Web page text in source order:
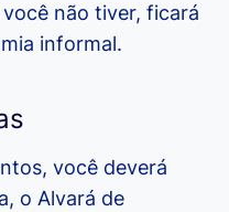
não tiver, ficará
informal.
você deverá
o Alvará de